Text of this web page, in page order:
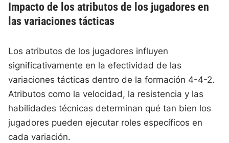
Impacto de los atributos de los jugadores en
las variaciones tácticas
Los atributos de los jugadores influyen
significativamente en la efectividad de las
variaciones tácticas dentro de la formación 4-4-2.
Atributos como la velocidad, la resistencia y las
habilidades técnicas determinan qué tan bien los
jugadores pueden ejecutar roles específicos en
cada variación.